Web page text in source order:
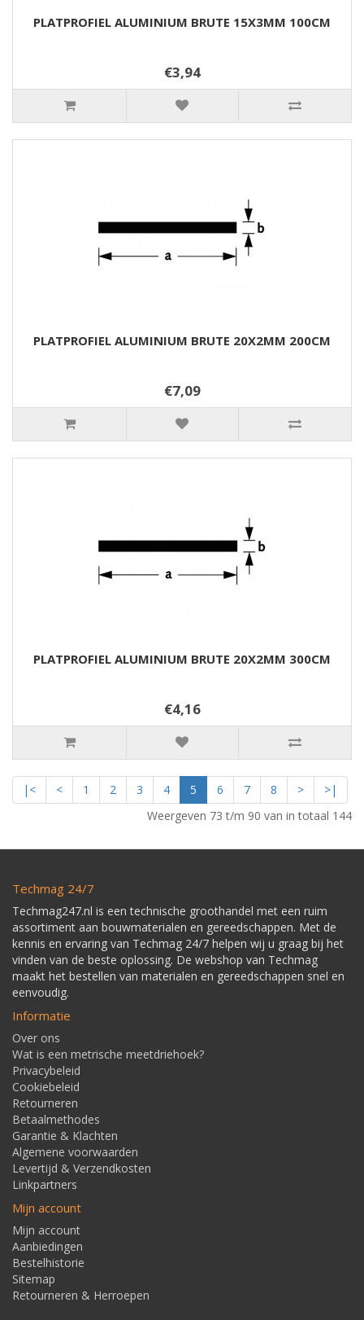
PLATPROFIEL ALUMINIUM BRUTE 15X3MM 100CM
€3,94
PLATPROFIEL ALUMINIUM BRUTE 20X2MM 200CM
€7,09
PLATPROFIEL ALUMINIUM BRUTE 20X2MM 300CM
€4,16
|< < 1 2 3 4 5 6 7 8 >
>|
Weergeven 73 t/m 90 van in totaal 144
Techmag 24/7
Techmag247.nl is een technische groothandel met een ruim
assortiment aan bouwmaterialen en gereedschappen. Met de
kennis en ervaring van Techmag 24/7 helpen wij u graag bij het
vinden van de beste oplossing. De webshop van Techmag
maakt het bestellen van materialen en gereedschappen snel en
eenvoudig.
Informatie
Over ons
Wat is een metrische meetdriehoek?
Privacybeleid
Cookiebeleid
Retourneren
Betaalmethodes
Garantie & Klachten
Algemene voorwaarden
Levertijd & Verzendkosten
Linkpartners
Mijn account
Mijn account
Aanbiedingen
Bestelhistorie
Sitemap
Retourneren & Herroepen